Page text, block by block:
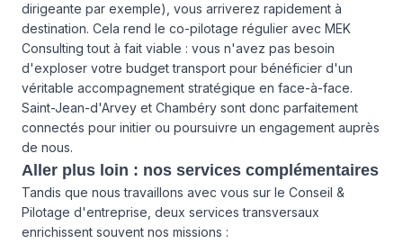
dirigeante par exemple), vous arriverez rapidement à
destination. Cela rend le co-pilotage régulier avec MEK
Consulting tout à fait viable : vous n'avez pas besoin
d'exploser votre budget transport pour bénéficier d'un
véritable accompagnement stratégique en face-à-face.
Saint-Jean-d'Arvey et Chambéry sont donc parfaitement
connectés pour initier ou poursuivre un engagement auprès
de nous.
Aller plus loin : nos services complémentaires
Tandis que nous travaillons avec vous sur le Conseil &
Pilotage d'entreprise, deux services transversaux
enrichissent souvent nos missions :